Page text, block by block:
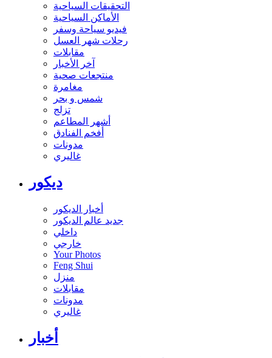
التحقيقات السياحية
الأماكن السياحية
فيديو سياحة وسفر
رحلات شهر العسل
مقابلات
آخر الأخبار
منتجعات صحية
مغامرة
شمس و بحر
تزلج
أشهر المطاعم
أفخم الفنادق
مدونات
غاليري
ديكور
أخبار الديكور
جديد عالم الديكور
داخلي
خارجي
Your Photos
Feng Shui
منزل
مقابلات
مدونات
غاليري
أخبار